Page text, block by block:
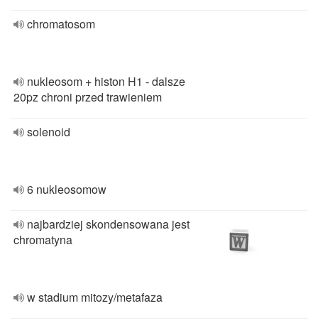
chromatosom
nukleosom + histon H1 - dalsze
20pz chroni przed trawieniem
solenoid
6 nukleosomow
najbardziej skondensowana jest
chromatyna
w stadium mitozy/metafaza